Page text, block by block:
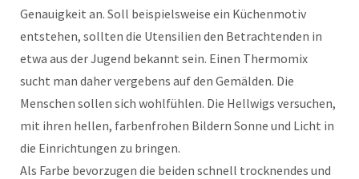
Genauigkeit an. Soll beispielsweise ein Küchenmotiv
entstehen, sollten die Utensilien den Betrachtenden in
etwa aus der Jugend bekannt sein. Einen Thermomix
sucht man daher vergebens auf den Gemälden. Die
Menschen sollen sich wohlfühlen. Die Hellwigs versuchen,
mit ihren hellen, farbenfrohen Bildern Sonne und Licht in
die Einrichtungen zu bringen.
Als Farbe bevorzugen die beiden schnell trocknendes und